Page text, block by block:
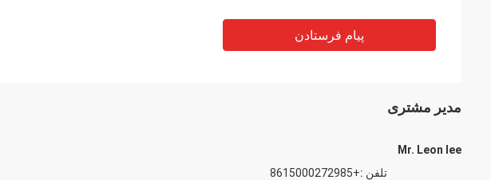
پیام فرستادن
مدیر مشتری
Mr. Leon lee
تلفن :+8615000272985